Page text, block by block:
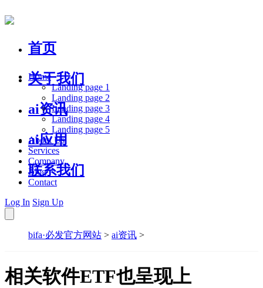
首页
关于我们
ai资讯
ai应用
联系我们
Home
Landing page 1
Landing page 2
Landing page 3
Landing page 4
Landing page 5
About Us
Services
Company
Blog
Contact
Log In Sign Up
bifa·必发官方网站 > ai资讯 >
相关软件ETF也呈现上